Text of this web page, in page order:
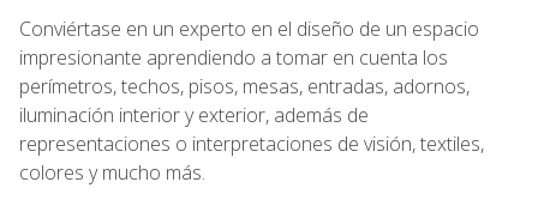
Conviértase en un experto en el diseño de un espacio
impresionante aprendiendo a tomar en cuenta los
perímetros, techos, pisos, mesas, entradas, adornos,
iluminación interior y exterior, además de
representaciones o interpretaciones de visión, textiles,
colores y mucho más.